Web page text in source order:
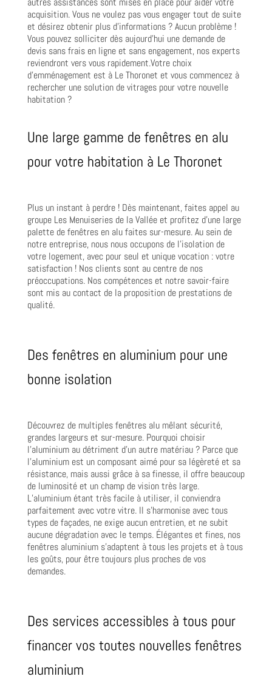
acquisition. Vous ne voulez pas vous engager tout de suite
et désirez obtenir plus d’informations ? Aucun problème !
Vous pouvez solliciter dès aujourd’hui une demande de
devis sans frais en ligne et sans engagement, nos experts
reviendront vers vous rapidement.Votre choix
d’emménagement est à Le Thoronet et vous commencez à
rechercher une solution de vitrages pour votre nouvelle
habitation ?
Une large gamme de fenêtres en alu
pour votre habitation à Le Thoronet
Plus un instant à perdre ! Dès maintenant, faites appel au
groupe Les Menuiseries de la Vallée et profitez d’une large
palette de fenêtres en alu faites sur-mesure. Au sein de
notre entreprise, nous nous occupons de l’isolation de
votre logement, avec pour seul et unique vocation : votre
satisfaction ! Nos clients sont au centre de nos
préoccupations. Nos compétences et notre savoir-faire
sont mis au contact de la proposition de prestations de
qualité.
Des fenêtres en aluminium pour une
bonne isolation
Découvrez de multiples fenêtres alu mêlant sécurité,
grandes largeurs et sur-mesure. Pourquoi choisir
l’aluminium au détriment d’un autre matériau ? Parce que
l’aluminium est un composant aimé pour sa légèreté et sa
résistance, mais aussi grâce à sa finesse, il offre beaucoup
de luminosité et un champ de vision très large.
L’aluminium étant très facile à utiliser, il conviendra
parfaitement avec votre vitre. Il s’harmonise avec tous
types de façades, ne exige aucun entretien, et ne subit
aucune dégradation avec le temps. Élégantes et fines, nos
fenêtres aluminium s’adaptent à tous les projets et à tous
les goûts, pour être toujours plus proches de vos
demandes.
Des services accessibles à tous pour
financer vos toutes nouvelles fenêtres
aluminium